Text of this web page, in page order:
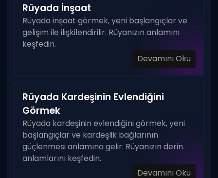
Rüyada İnşaat
Rüyada inşaat görmek, yeni başlangıçlar ve
gelişim ile ilişkilendirilir. Rüyanızın anlamını
keşfedin.
Devamını Oku
Rüyada Kardeşinin Evlendiğini
Görmek
Rüyada kardeşinin evlendiğini görmek, yeni
başlangıçlar ve kardeşlik bağlarının
güçlenmesi anlamına gelir. Rüyanızın derin
anlamlarını keşfedin.
Devamını Oku